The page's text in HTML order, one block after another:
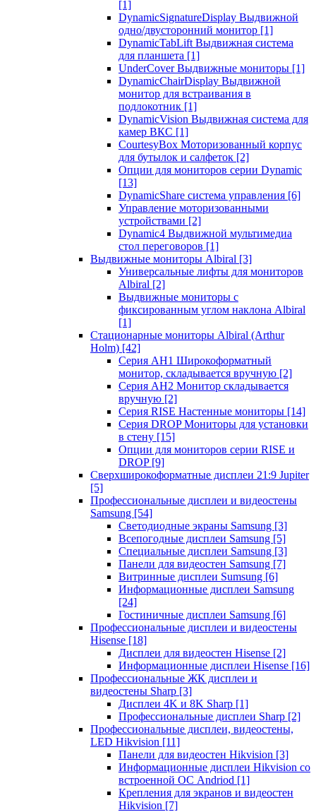
[1]
DynamicSignatureDisplay Выдвижной
одно/двусторонний монитор [1]
DynamicTabLift Выдвижная система
для планшета [1]
UnderCover Выдвижные мониторы [1]
DynamicChairDisplay Выдвижной
монитор для встраивания в
подлокотник [1]
DynamicVision Выдвижная система для
камер ВКС [1]
CourtesyBox Моторизованный корпус
для бутылок и салфеток [2]
Опции для мониторов серии Dynamic
[13]
DynamicShare система управления [6]
Управление моторизованными
устройствами [2]
Dynamic4 Выдвижной мультимедиа
стол переговоров [1]
Выдвижные мониторы Albiral [3]
Универсальные лифты для мониторов
Albiral [2]
Выдвижные мониторы с
фиксированным углом наклона Albiral
[1]
Стационарные мониторы Albiral (Arthur
Holm) [42]
Серия AH1 Широкоформатный
монитор, складывается вручную [2]
Серия AH2 Монитор складывается
вручную [2]
Серия RISE Настенные мониторы [14]
Серия DROP Мониторы для установки
в стену [15]
Опции для мониторов серии RISE и
DROP [9]
Сверхширокоформатные дисплеи 21:9 Jupiter
[5]
Профессиональные дисплеи и видеостены
Samsung [54]
Светодиодные экраны Samsung [3]
Всепогодные дисплеи Samsung [5]
Специальные дисплеи Samsung [3]
Панели для видеостен Samsung [7]
Витринные дисплеи Sumsung [6]
Информационные дисплеи Samsung
[24]
Гостиничные дисплеи Samsung [6]
Профессиональные дисплеи и видеостены
Hisense [18]
Дисплеи для видеостен Hisense [2]
Информационные дисплеи Hisense [16]
Профессиональные ЖК дисплеи и
видеостены Sharp [3]
Дисплеи 4K и 8K Sharp [1]
Профессиональные дисплеи Sharp [2]
Профессиональные дисплеи, видеостены,
LED Hikvision [11]
Панели для видеостен Hikvision [3]
Информационные дисплеи Hikvision со
встроенной ОС Andriod [1]
Крепления для экранов и видеостен
Hikvision [7]